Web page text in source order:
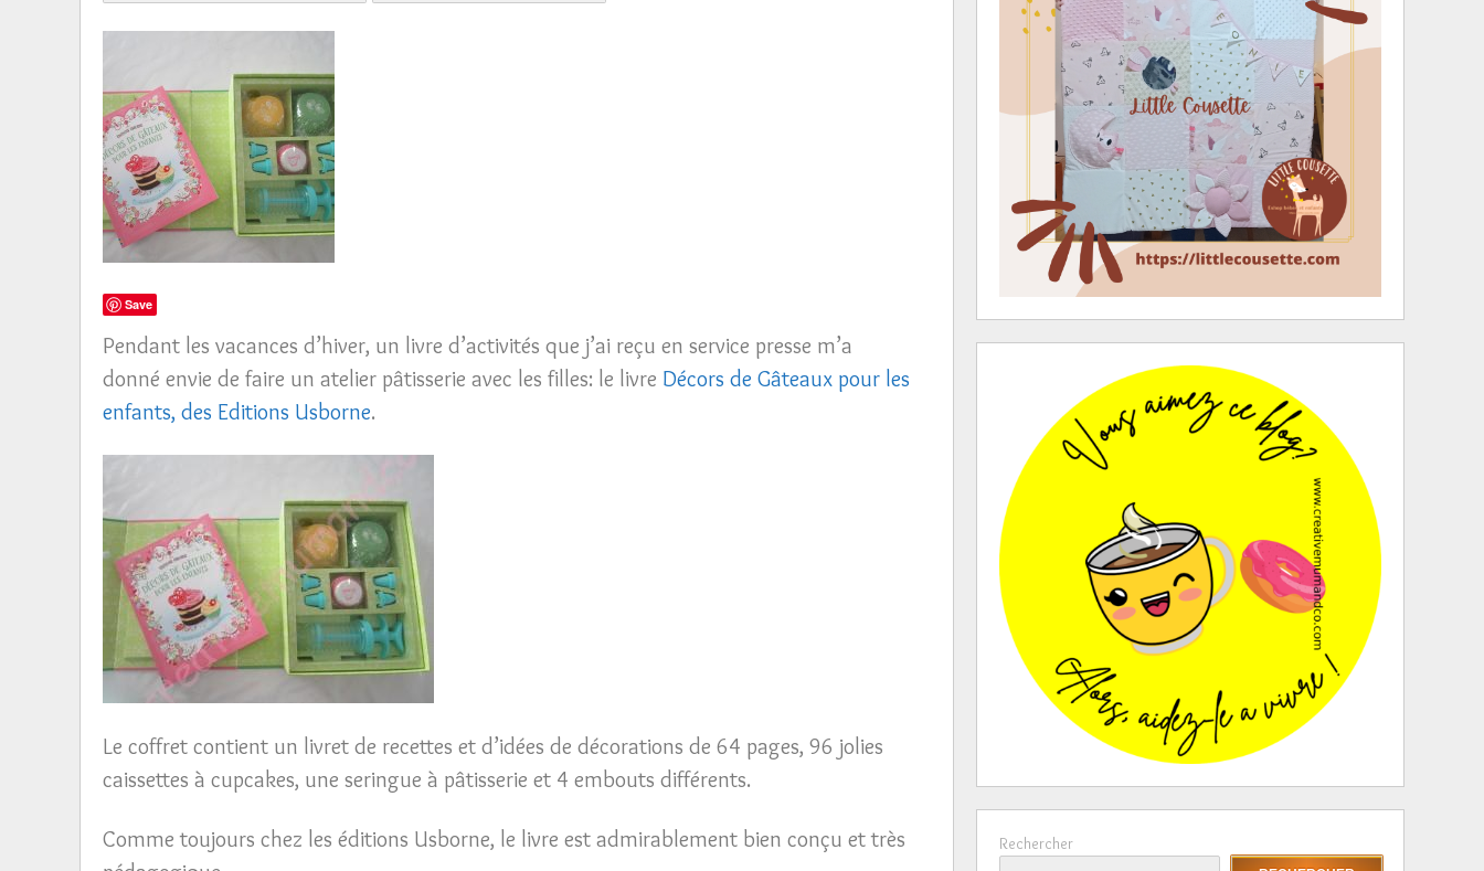
Save
Pendant les vacances d’hiver, un livre d’activités que j’ai reçu en service presse m’a
donné envie de faire un atelier pâtisserie avec les filles: le livre Décors de Gâteaux pour les
enfants, des Editions Usborne.
Le coffret contient un livret de recettes et d’idées de décorations de 64 pages, 96 jolies
caissettes à cupcakes, une seringue à pâtisserie et 4 embouts différents.
Comme toujours chez les éditions Usborne, le livre est admirablement bien conçu et très
Rechercher